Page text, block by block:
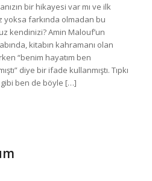
bir hikayesi var mı ve ilk
yoksa farkında olmadan bu
kendinizi? Amin Malouf’un
kitabın kahramanı olan
“benim hayatım ben
diye bir ifade kullanmıştı. Tıpkı
ben de böyle […]